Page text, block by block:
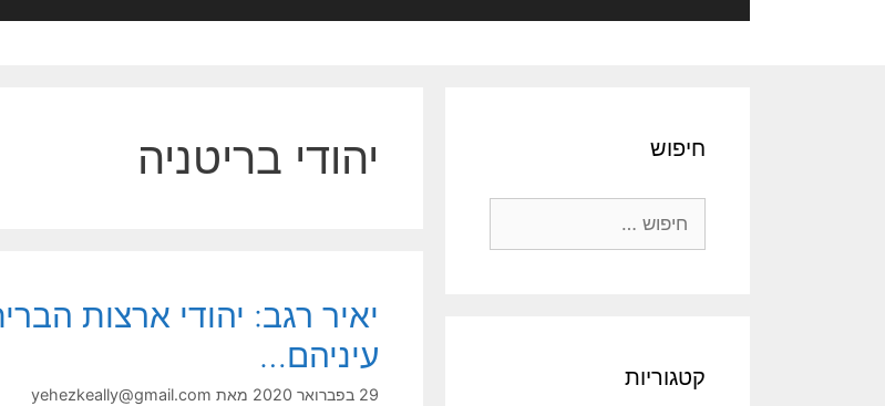
יהודי בריטניה
יאיר רגב: יהודי ארצות
עיניהם…
29 בפברואר 2020 מאת yehezkeally@gmail.com
חיפוש
קטגוריות